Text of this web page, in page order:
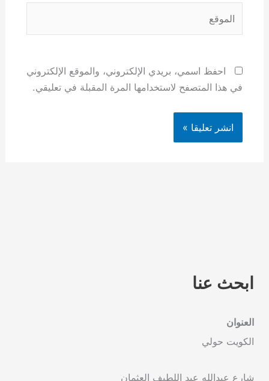
احفظ اسمي، بريدي الإلكتروني، والموقع الإلكتروني
في هذا المتصفح لاستخدامها المرة المقبلة في تعليقي.
ابحث عنا
العنوان
الكويت حولي
شارع عبدالله عبد اللطيف العثمان